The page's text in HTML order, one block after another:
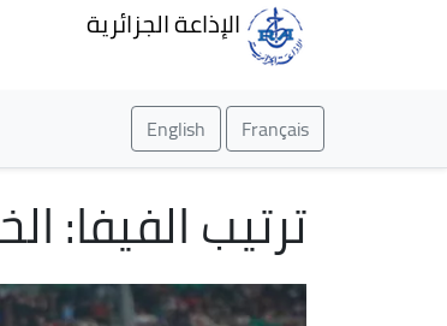
الإذاعة الجزائرية
Français
English
ترتيب الفيفا: